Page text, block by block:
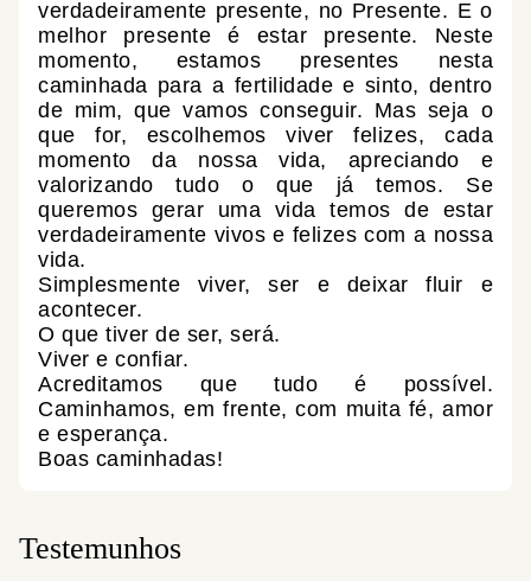
verdadeiramente presente, no Presente. E o
melhor presente é estar presente. Neste
momento, estamos presentes nesta
caminhada para a fertilidade e sinto, dentro
de mim, que vamos conseguir. Mas seja o
que for, escolhemos viver felizes, cada
momento da nossa vida, apreciando e
valorizando tudo o que já temos. Se
queremos gerar uma vida temos de estar
verdadeiramente vivos e felizes com a nossa
vida.
Simplesmente viver, ser e deixar fluir e
acontecer.
O que tiver de ser, será.
Viver e confiar.
Acreditamos que tudo é possível.
Caminhamos, em frente, com muita fé, amor
e esperança.
Boas caminhadas!
Testemunhos